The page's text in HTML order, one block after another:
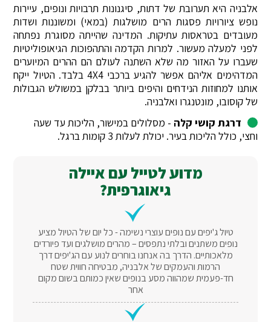
אלבניה היא תערובת של דתות, סיגנונות תרבויות ונופים, עיירות
נופש ציורויות פסגות הרים מושלגות (במאי) ומשוננות ושדות
מעובדים בטראסות עתיקות. המדינה שהייתה מסוגרת נפתחה
לפני למעלה מעשור. למרות הקדמה והתהפוכות הגיאופוליטיות
שעברו על האזור מה שלא השתנה לעולם הם ההרים המיוערים
המדהימים אליהם אפשר להגיע ברכבי 4X4 בלבד. הטיול ייקח
אותנו למחוזות הנידחים והיפים ביותר בבלקן במשולש הגבולות
של קוסובו, מונטנגרו ואלבניה.
דרגת קושי קלה - מסלולים במישור, הליכות עד שעה
וחצי, כולל הליכות בעיר. יכולת לעלות 3 קומות ברגל.
מדוע לטייל עם איילה
גיאוגרפית?
טיול ג'יפים עם נופים עוצרי נשימה - כל יום של הטיול מציע
נופים משתנים ובלתי נתפסים – מהרים מושלגים ועד פיורדים
מלאכותיים. הדרך בה אנחנו בוחרים לנוע עם הג'יפים דרך
הרמות והעמקים של אלבניה, מבטיחה חווית שטח
חד-פעמית שמהווה מסע בנופים שאין כמותם בשום מקום
אחר